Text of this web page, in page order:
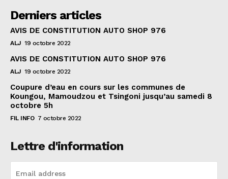
Derniers articles
AVIS DE CONSTITUTION AUTO SHOP 976
ALJ 19 octobre 2022
AVIS DE CONSTITUTION AUTO SHOP 976
ALJ 19 octobre 2022
Coupure d’eau en cours sur les communes de
Koungou, Mamoudzou et Tsingoni jusqu’au samedi 8
octobre 5h
FIL INFO 7 octobre 2022
Lettre d'information